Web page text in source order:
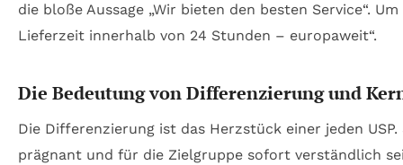
die bloße Aussage „Wir bieten den besten Service“.
Lieferzeit innerhalb von 24 Stunden – europaweit“.
Die Bedeutung von Differenzierung und
Die Differenzierung ist das Herzstück einer jeden
prägnant und für die Zielgruppe sofort verständlich